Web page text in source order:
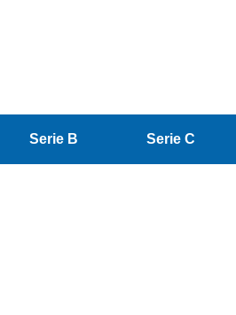
Serie B Serie C